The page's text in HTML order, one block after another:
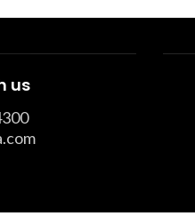
us